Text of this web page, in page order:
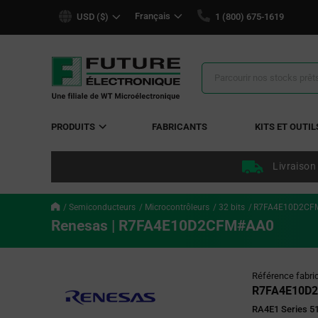
USD ($) Français 1 (800) 675-1619
Résultats
la
PRODUITS
FABRICANTS KITS ET
Livraison
Semiconducteurs Microcontrôleurs 32 bits
Renesas | R7FA4E10D2CFM#AA0
Référence
RA4E1 Series